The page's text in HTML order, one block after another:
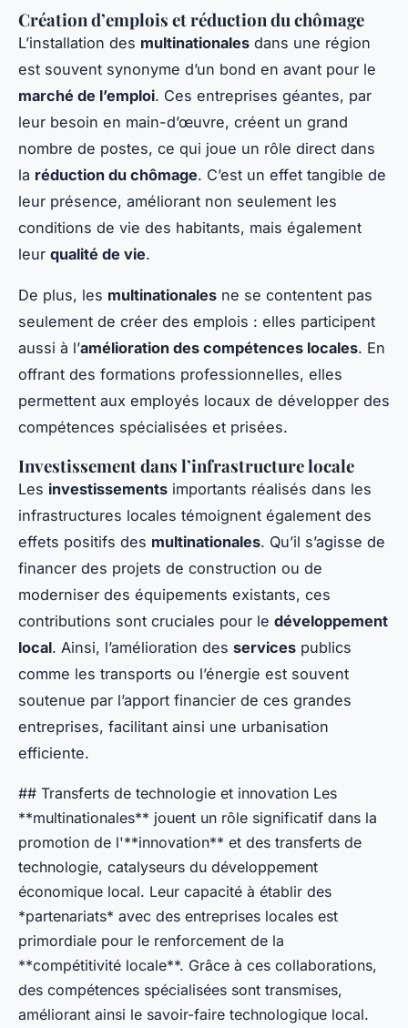
Création d’emplois et réduction du chômage
L’installation des multinationales dans une région
est souvent synonyme d’un bond en avant pour le
marché de l’emploi. Ces entreprises géantes, par
leur besoin en main-d’œuvre, créent un grand
nombre de postes, ce qui joue un rôle direct dans
la réduction du chômage. C’est un effet tangible de
leur présence, améliorant non seulement les
conditions de vie des habitants, mais également
leur qualité de vie.
De plus, les multinationales ne se contentent pas
seulement de créer des emplois : elles participent
aussi à l’amélioration des compétences locales. En
offrant des formations professionnelles, elles
permettent aux employés locaux de développer des
compétences spécialisées et prisées.
Investissement dans l’infrastructure locale
Les investissements importants réalisés dans les
infrastructures locales témoignent également des
effets positifs des multinationales. Qu’il s’agisse de
financer des projets de construction ou de
moderniser des équipements existants, ces
contributions sont cruciales pour le développement
local. Ainsi, l’amélioration des services publics
comme les transports ou l’énergie est souvent
soutenue par l’apport financier de ces grandes
entreprises, facilitant ainsi une urbanisation
efficiente.
## Transferts de technologie et innovation Les
**multinationales** jouent un rôle significatif dans la
promotion de l'**innovation** et des transferts de
technologie, catalyseurs du développement
économique local. Leur capacité à établir des
*partenariats* avec des entreprises locales est
primordiale pour le renforcement de la
**compétitivité locale**. Grâce à ces collaborations,
des compétences spécialisées sont transmises,
améliorant ainsi le savoir-faire technologique local.